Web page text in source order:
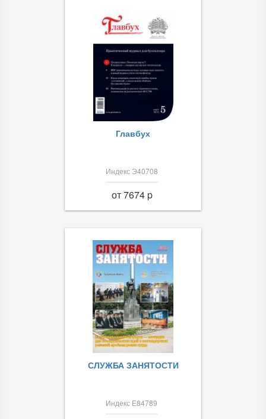
Главбух
Индекс Э40708
от 7674 p
СЛУЖБА ЗАНЯТОСТИ
Индекс Е84789